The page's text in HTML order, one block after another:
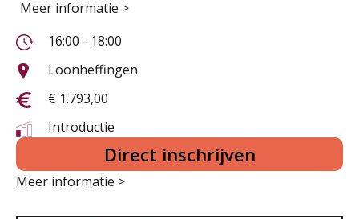
Meer informatie >
16:00 - 18:00
Loonheffingen
€ 1.793,00
Introductie
Direct inschrijven
Meer informatie >